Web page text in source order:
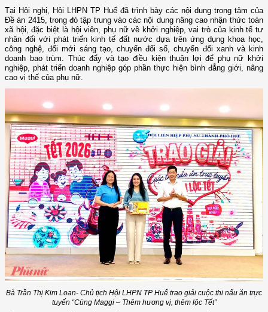
Tại Hội nghị, Hội LHPN TP Huế đã trình bày các nội dung trọng tâm của
Đề án 2415, trong đó tập trung vào các nội dung nâng cao nhận thức toàn
xã hội, đặc biệt là hội viên, phụ nữ về khởi nghiệp, vai trò của kinh tế tư
nhân đối với phát triển kinh tế đất nước dựa trên ứng dụng khoa học,
công nghệ, đổi mới sáng tạo, chuyển đổi số, chuyển đổi xanh và kinh
doanh bao trùm. Thúc đẩy và tạo điều kiện thuận lợi để phụ nữ khởi
nghiệp, phát triển doanh nghiệp góp phần thực hiện bình đẳng giới, nâng
cao vị thế của phụ nữ.
Bà Trần Thị Kim Loan- Chủ tịch Hội LHPN TP Huế trao giải cuộc thi nấu ăn trực
tuyến “Cùng Maggi – Thêm hương vị, thêm lộc Tết”